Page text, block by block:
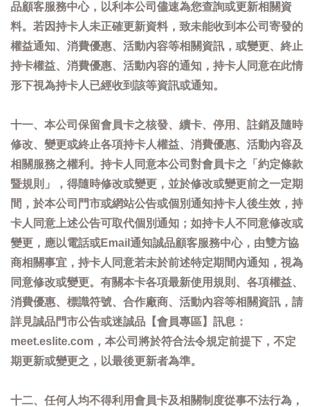
品顧客服務中心，以利本公司儘速為您查詢或更新相關資
料。若因持卡人未正確更新資料，致未能收到本公司寄發的
權益通知、消費優惠、活動內容等相關資訊，或變更、終止
持卡權益、消費優惠、活動內容的通知，持卡人同意在此情
形下視為持卡人已經收到該等資訊或通知。
十一、本公司保留會員卡之核發、續卡、停用、註銷及隨時
修改、變更或終止各項持卡人權益、消費優惠、活動內容及
相關服務之權利。持卡人同意本公司對會員卡之「約定條款
暨規則」，得隨時修改或變更，並於修改或變更前之一定期
間，於本公司門市或網站公告或個別通知持卡人後生效，持
卡人同意上述公告可取代個別通知；如持卡人不同意修改或
變更，應以電話或Email通知誠品顧客服務中心，由雙方協
商相關事宜，持卡人同意若未於前述特定期間內通知，視為
同意修改或變更。有關本卡各項最新使用規則、各項權益、
消費優惠、標識符號、合作廠商、活動內容等相關資訊，請
詳見誠品門市公告或迷誠品【會員專區】訊息：
meet.eslite.com，本公司將於符合法令規定前提下，不定
期更新或變更之，以最後更新者為準。
十二、任何人均不得利用會員卡及相關制度從事不法行為，